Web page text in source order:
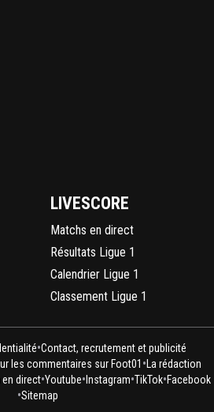
LIVESCORE
Matchs en direct
Résultats Ligue 1
Calendrier Ligue 1
Classement Ligue 1
•Contact, recrutement et publicité
les commentaires sur Foot01 • La rédaction
en direct•Youtube• Instagram•TikTok•Facebook
•Sitemap